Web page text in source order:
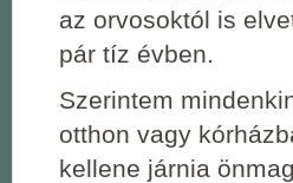
az orvosoktól is
pár tíz évben.
Szerintem
otthon vagy
kellene járnia